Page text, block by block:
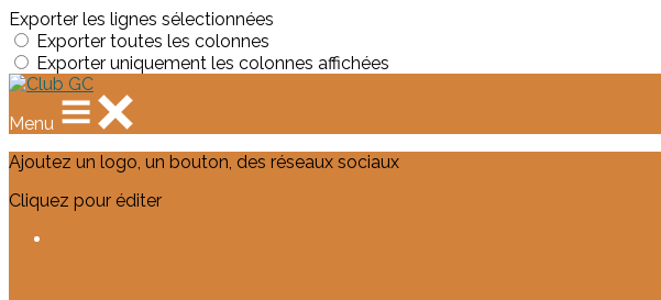
Exporter les lignes sélectionnées
Exporter toutes les colonnes
Exporter uniquement les colonnes affichées
Menu
Ajoutez un logo, un bouton, des réseaux sociaux
Cliquez pour éditer